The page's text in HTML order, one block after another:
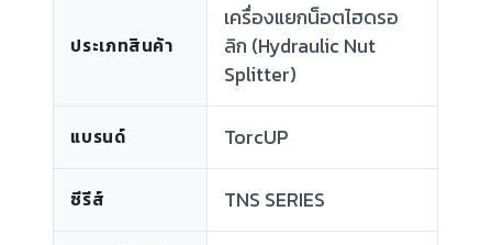
ประเภทสินค้า
เครื่องแยกน็อตไฮดรอ
ลิก (Hydraulic Nut
Splitter)
แบรนด์ TorcUP
ซีรีส์ TNS SERIES